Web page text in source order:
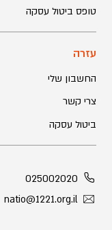
טופס ביטול עסקה
עזרה
החשבון שלי
צרי קשר
ביטול עסקה
025002020
natio@1221.org.il